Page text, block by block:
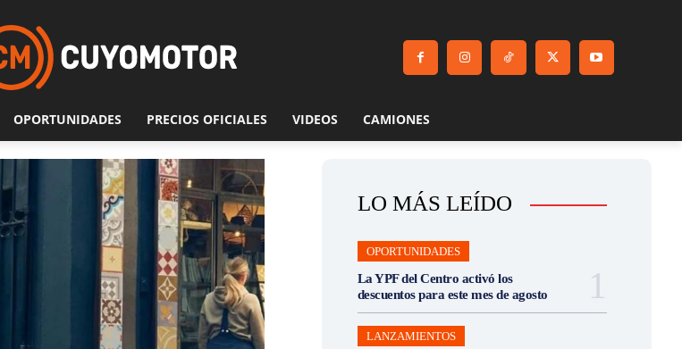
OPORTUNIDADES PRECIOS OFICIALES VIDEOS CAMIONES
LO MÁS LEÍDO
OPORTUNIDADES
La YPF del Centro activó los
descuentos para este mes de agosto
LANZAMIENTOS